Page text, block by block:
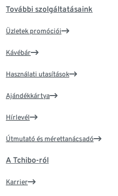
További szolgáltatásaink
Üzletek promóciói
Kávébár
Használati utasítások
Ajándékkártya
Hírlevél
Útmutató és mérettanácsadó
A Tchibo-ról
Karrier